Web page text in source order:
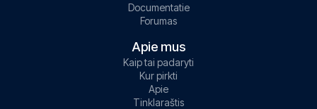
Documentatie
Forumas
Apie mus
Kaip tai padaryti
Kur pirkti
Apie
Tinklaraštis